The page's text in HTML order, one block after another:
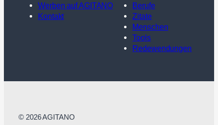
Werben auf AGITANO
Kontakt
Berufe
Zitate
Menschen
Tools
Redewendungen
© 2026 AGITANO